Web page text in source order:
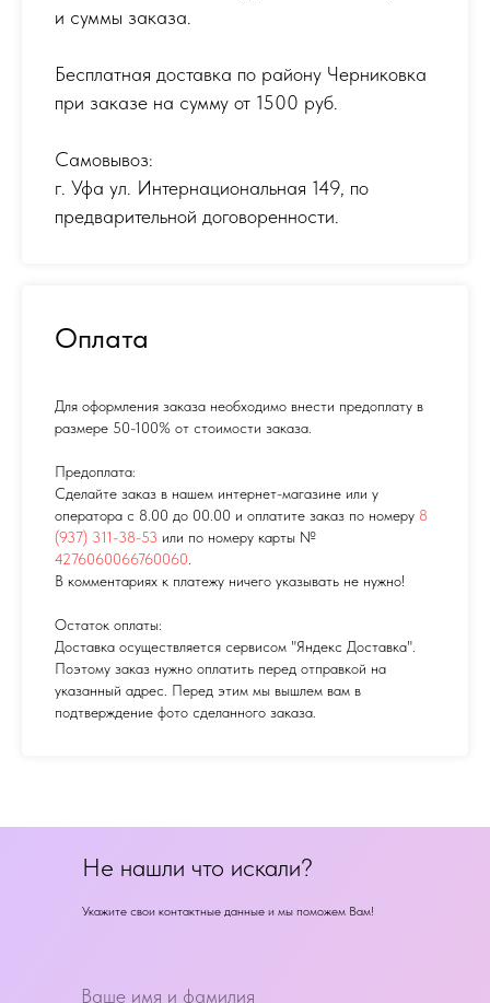
и суммы заказа.
Бесплатная доставка по району Черниковка
при заказе на сумму от 1500 руб.
Самовывоз:
г. Уфа ул. Интернациональная 149, по
предварительной договоренности.
Оплата
Для оформления заказа необходимо внести предоплату в
размере 50-100% от стоимости заказа.
Предоплата:
Сделайте заказ в нашем интернет-магазине или у
оператора с 8.00 до 00.00 и оплатите заказ по номеру 8
(937) 311-38-53 или по номеру карты №
4276060066760060
В комментариях к платежу ничего указывать не нужно!
Остаток оплаты:
Доставка осуществляется сервисом "Яндекс Доставка".
Поэтому заказ нужно оплатить перед отправкой на
указанный адрес. Перед этим мы вышлем вам в
подтверждение фото сделанного заказа.
Не нашли что искали?
Укажите свои контактные данные и мы поможем Вам!